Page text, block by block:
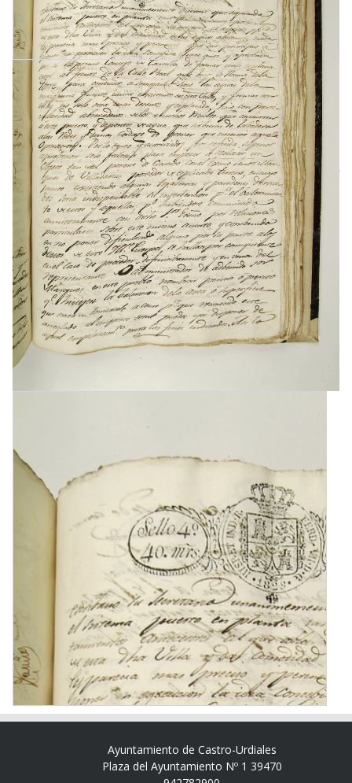
Ayuntamiento de Castro-Urdiales
Plaza del Ayuntamiento Nº 1 39470